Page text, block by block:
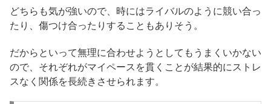
どちらも気が強いので、時にはライバルのように競い合っ
たり、傷つけ合ったりすることもありそう。
だからといって無理に合わせようとしてもうまくいかない
ので、それぞれがマイペースを貫くことが結果的にストレ
スなく関係を長続きさせられます。